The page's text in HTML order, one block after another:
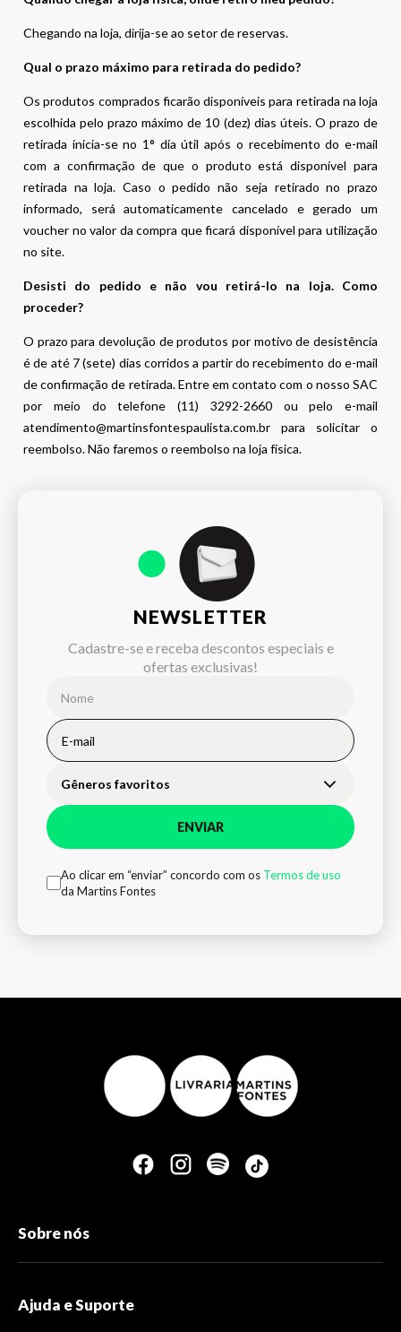
Chegando na loja, dirija-se ao setor de reservas.
Qual o prazo máximo para retirada do pedido?
Os produtos comprados ficarão disponíveis para retirada na loja
escolhida pelo prazo máximo de 10 (dez) dias úteis. O prazo de
retirada inicia-se no 1° dia útil após o recebimento do e-mail
com a confirmação de que o produto está disponível para
retirada na loja. Caso o pedido não seja retirado no prazo
informado, será automaticamente cancelado e gerado um
voucher no valor da compra que ficará disponível para utilização
no site.
Desisti do pedido e não vou retirá-lo na loja. Como
proceder?
O prazo para devolução de produtos por motivo de desistência
é de até 7 (sete) dias corridos a partir do recebimento do e-mail
de confirmação de retirada. Entre em contato com o nosso SAC
por meio do telefone (11) 3292-2660 ou pelo e-mail
atendimento@martinsfontespaulista.com.br para solicitar o
reembolso. Não faremos o reembolso na loja física.
NEWSLETTER
Cadastre-se e receba descontos especiais e
ofertas exclusivas!
Gêneros favoritos
ENVIAR
Ao clicar em “enviar” concordo com os Termos de uso
da Martins Fontes
Sobre nós
Ajuda e Suporte